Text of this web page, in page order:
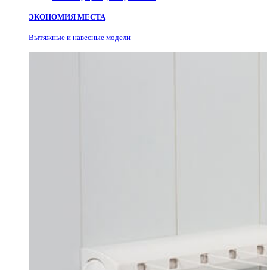
ЭКОНОМИЯ МЕСТА
Вытяжные и навесные модели